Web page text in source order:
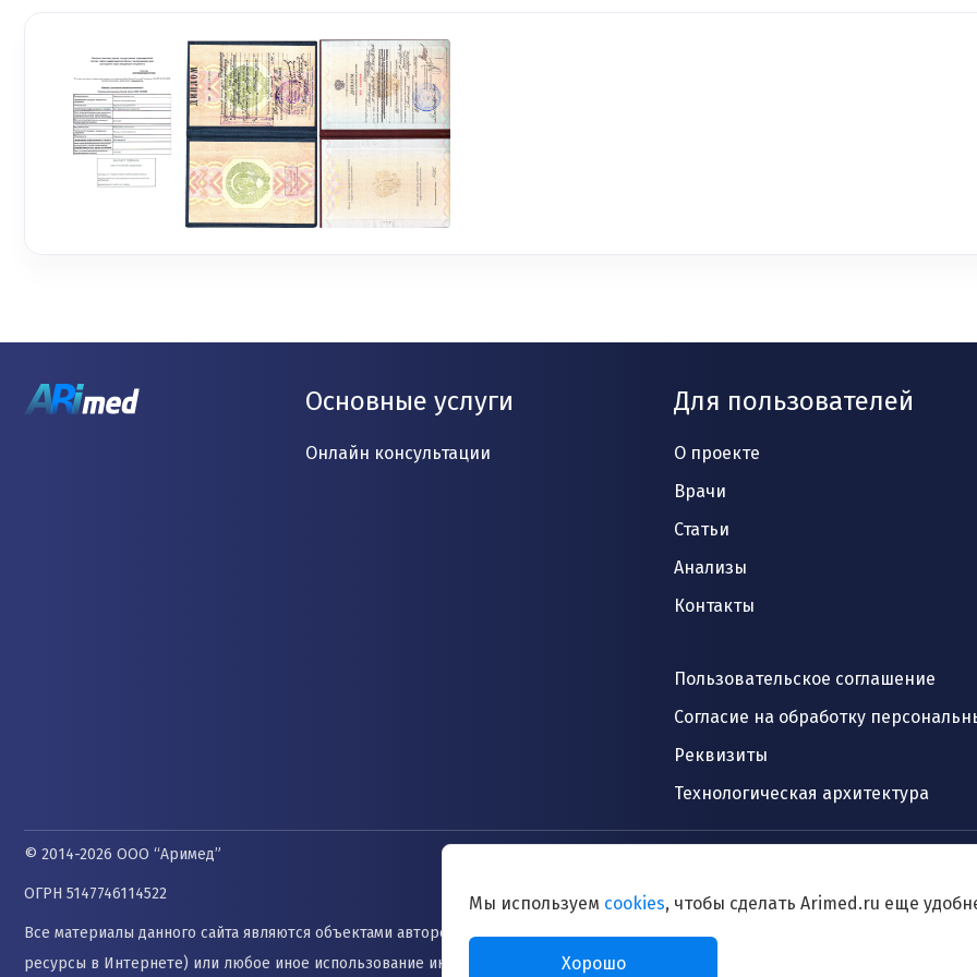
Основные услуги
Онлайн консультации
Для пользователей
О проекте
Врачи
Статьи
Анализы
Контакты
Пользовательское соглашение
Согласие на обработку
Реквизиты
Технологическая архитектура
© 2014-2026 ООО “Аримед”
ОГРН 5147746114522
Все материалы данного сайта являются объектами авторского права (в том числе дизайн). Запрещается копирование,
ресурсы в Интернете) или любое иное использование информации и объектов без предварительного согласия
Мы используем cookies, чтобы сделать Arimed.ru еще
Хорошо